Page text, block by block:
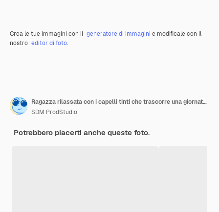
Crea le tue immagini con il generatore di immagini e modificale con il
nostro editor di foto.
Ragazza rilassata con i capelli tinti che trascorre una giornata a casa
SDM ProdStudio
Potrebbero piacerti anche queste foto.